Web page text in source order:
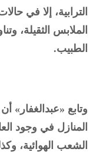
الترابية، إلا في
الملابس الثقيلة،
الطبيب.
وتابع «عبدالغفار»
المنازل في وجود
الشعب الهوائية،